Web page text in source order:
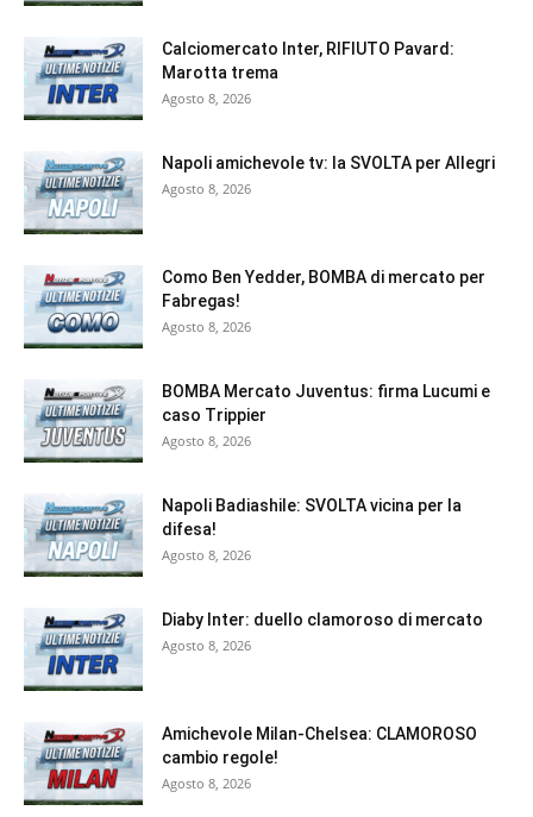
Calciomercato Inter, RIFIUTO Pavard:
Marotta trema
Agosto 8, 2026
Napoli amichevole tv: la SVOLTA per Allegri
Agosto 8, 2026
Como Ben Yedder, BOMBA di mercato per
Fabregas!
Agosto 8, 2026
BOMBA Mercato Juventus: firma Lucumi e
caso Trippier
Agosto 8, 2026
Napoli Badiashile: SVOLTA vicina per la
difesa!
Agosto 8, 2026
Diaby Inter: duello clamoroso di mercato
Agosto 8, 2026
Amichevole Milan-Chelsea: CLAMOROSO
cambio regole!
Agosto 8, 2026